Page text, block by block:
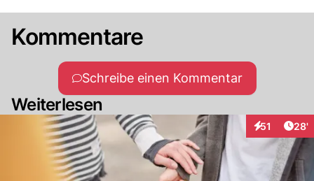
Kommentare
Schreibe einen Kommentar
Weiterlesen
51
Interaktionen
28'